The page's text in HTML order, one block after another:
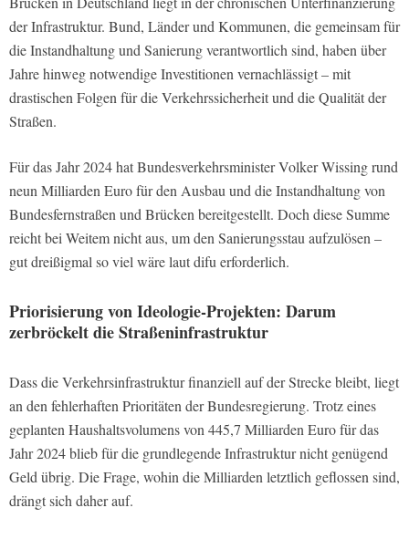
der Infrastruktur. Bund, Länder und Kommunen, die gemeinsam für
die Instandhaltung und Sanierung verantwortlich sind, haben über
Jahre hinweg notwendige Investitionen vernachlässigt – mit
drastischen Folgen für die Verkehrssicherheit und die Qualität der
Straßen.
Für das Jahr 2024 hat Bundesverkehrsminister Volker Wissing rund
neun Milliarden Euro für den Ausbau und die Instandhaltung von
Bundesfernstraßen und Brücken bereitgestellt. Doch diese Summe
reicht bei Weitem nicht aus, um den Sanierungsstau aufzulösen –
gut dreißigmal so viel wäre laut difu erforderlich.
Priorisierung von Ideologie-Projekten: Darum
zerbröckelt die Straßeninfrastruktur
Dass die Verkehrsinfrastruktur finanziell auf der Strecke bleibt, liegt
an den fehlerhaften Prioritäten der Bundesregierung. Trotz eines
geplanten Haushaltsvolumens von 445,7 Milliarden Euro für das
Jahr 2024 blieb für die grundlegende Infrastruktur nicht genügend
Geld übrig. Die Frage, wohin die Milliarden letztlich geflossen sind,
drängt sich daher auf.